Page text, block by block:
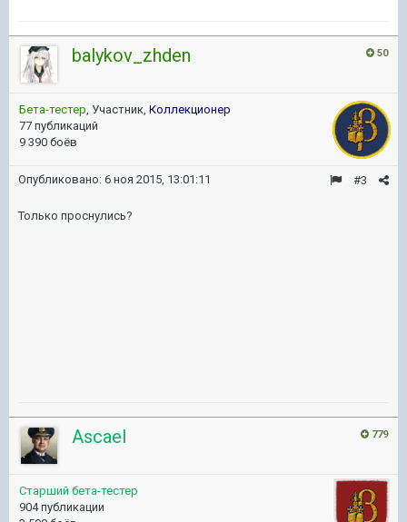
50
balykov_zhden
Бета-тестер, Участник, Коллекционер
77 публикаций
9 390 боёв
#3
Опубликовано: 6 ноя 2015, 13:01:11
Только проснулись?
779
Ascael
Старший бета-тестер
904 публикации